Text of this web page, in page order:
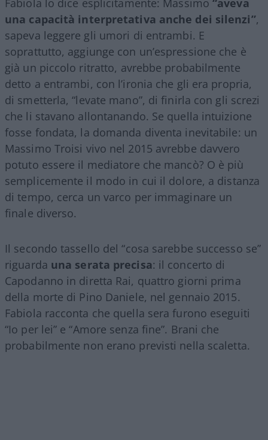
Fabiola lo dice esplicitamente: Massimo “aveva
una capacità interpretativa anche dei silenzi”,
sapeva leggere gli umori di entrambi. E
soprattutto, aggiunge con un’espressione che è
già un piccolo ritratto, avrebbe probabilmente
detto a entrambi, con l’ironia che gli era propria,
di smetterla, “levate mano”, di finirla con gli screzi
che li stavano allontanando. Se quella intuizione
fosse fondata, la domanda diventa inevitabile: un
Massimo Troisi vivo nel 2015 avrebbe davvero
potuto essere il mediatore che mancò? O è più
semplicemente il modo in cui il dolore, a distanza
di tempo, cerca un varco per immaginare un
finale diverso.
Il secondo tassello del “cosa sarebbe successo se”
riguarda una serata precisa: il concerto di
Capodanno in diretta Rai, quattro giorni prima
della morte di Pino Daniele, nel gennaio 2015.
Fabiola racconta che quella sera furono eseguiti
“Io per lei” e “Amore senza fine”. Brani che
probabilmente non erano previsti nella scaletta.